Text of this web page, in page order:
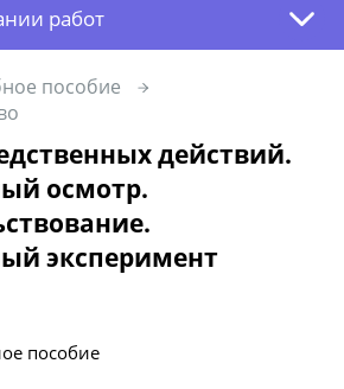
работ
пособие
действий.
осмотр.
эксперимент
пособие